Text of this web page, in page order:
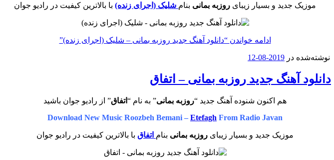
موزیک جدید و بسیار زیبای روزبه بمانی بنام شلیک (اجرای زنده) با بالاترین کیفیت در رادیو جوان
ادامه خواندن “دانلود آهنگ جدید روزبه بمانی – شلیک (اجرای زنده)”
نوشته‌شده در 2019-08-12
دانلود آهنگ جدید روزبه بمانی – اتفاق
هم اکنون شنوده آهنگ جدید “روزبه بمانی” به نام “اتفاق” از رادیو جوان باشید
Download New Music Roozbeh Bemani – Etefagh From Radio Javan
موزیک جدید و بسیار زیبای روزبه بمانی بنام اتفاق با بالاترین کیفیت در رادیو جوان